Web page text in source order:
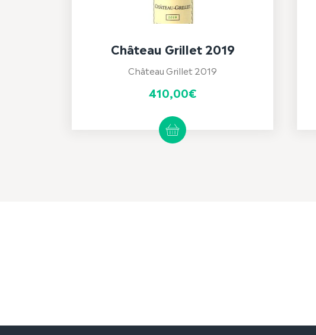
Château Grillet 2019
Château Grillet 2019
410,00€